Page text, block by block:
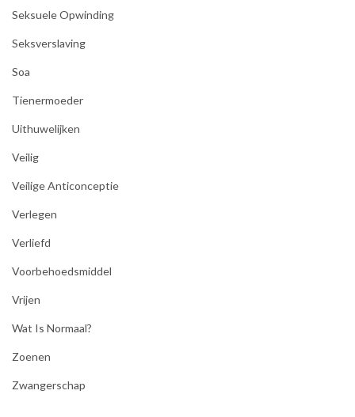
Seksuele Opwinding
Seksverslaving
Soa
Tienermoeder
Uithuwelijken
Veilig
Veilige Anticonceptie
Verlegen
Verliefd
Voorbehoedsmiddel
Vrijen
Wat Is Normaal?
Zoenen
Zwangerschap